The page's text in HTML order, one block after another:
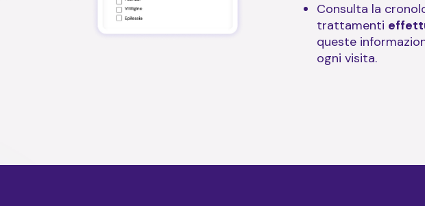
Consulta la
trattamenti
queste
ogni visita.